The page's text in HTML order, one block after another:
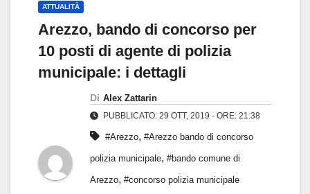
ATTUALITÀ
Arezzo, bando di concorso per
10 posti di agente di polizia
municipale: i dettagli
Di Alex Zattarin
PUBBLICATO: 29 OTT, 2019 - ORE: 21:38
#Arezzo, #Arezzo bando di concorso
polizia municipale, #bando comune di
Arezzo, #concorso polizia municipale